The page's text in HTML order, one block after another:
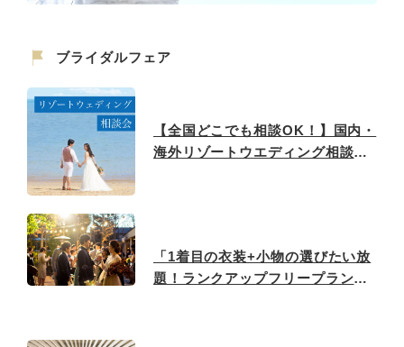
ブライダルフェア
【全国どこでも相談OK！】国内・
海外リゾートウエディング相談フ
「1着目の衣装+小物の選びたい放
題！ランクアップフリープラン登